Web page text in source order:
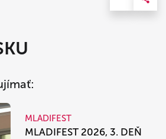
MLADIFEST
MLADIFEST 2026, 3. DEŇ